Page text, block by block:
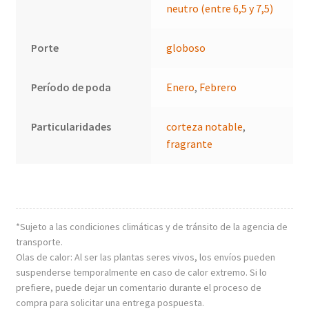
neutro (entre 6,5 y 7,5)
Porte globoso
Período de poda Enero, Febrero
Particularidades corteza notable,
fragrante
*Sujeto a las condiciones climáticas y de tránsito de la agencia de
transporte.
Olas de calor: Al ser las plantas seres vivos, los envíos pueden
suspenderse temporalmente en caso de calor extremo. Si lo
prefiere, puede dejar un comentario durante el proceso de
compra para solicitar una entrega pospuesta.